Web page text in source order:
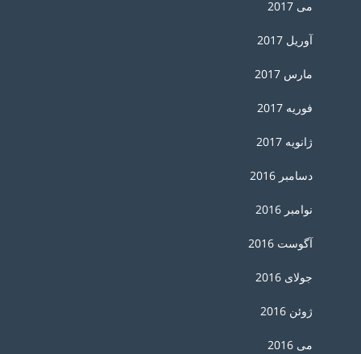
می 2017
آوریل 2017
مارس 2017
فوریه 2017
ژانویه 2017
دسامبر 2016
نوامبر 2016
آگوست 2016
جولای 2016
ژوئن 2016
می 2016